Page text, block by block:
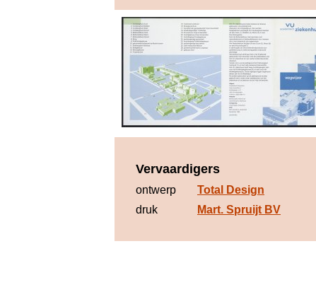
Vervaardigers
ontwerp
Total Design
druk
Mart. Spruijt BV